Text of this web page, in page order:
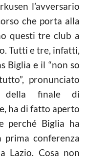
l’avversario
che porta alla
questi tre club a
Tutti e tre, infatti,
Biglia e il “non so
pronunciato
della finale di
ha di fatto aperto
perché Biglia ha
conferenza
Lazio. Cosa non